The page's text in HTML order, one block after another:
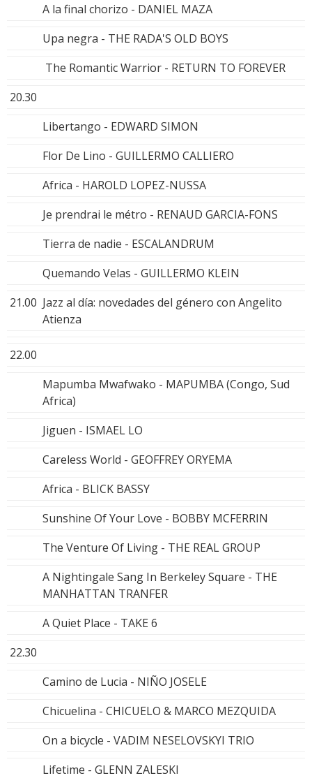
A la final chorizo - DANIEL MAZA
Upa negra - THE RADA'S OLD BOYS
The Romantic Warrior - RETURN TO FOREVER
20.30
Libertango - EDWARD SIMON
Flor De Lino - GUILLERMO CALLIERO
Africa - HAROLD LOPEZ-NUSSA
Je prendrai le métro - RENAUD GARCIA-FONS
Tierra de nadie - ESCALANDRUM
Quemando Velas - GUILLERMO KLEIN
21.00 Jazz al día: novedades del género con Angelito
Atienza
22.00
Mapumba Mwafwako - MAPUMBA (Congo, Sud
Africa)
Jiguen - ISMAEL LO
Careless World - GEOFFREY ORYEMA
Africa - BLICK BASSY
Sunshine Of Your Love - BOBBY MCFERRIN
The Venture Of Living - THE REAL GROUP
A Nightingale Sang In Berkeley Square - THE
MANHATTAN TRANFER
A Quiet Place - TAKE 6
22.30
Camino de Lucia - NIÑO JOSELE
Chicuelina - CHICUELO & MARCO MEZQUIDA
On a bicycle - VADIM NESELOVSKYI TRIO
Lifetime - GLENN ZALESKI